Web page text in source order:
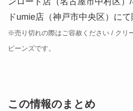
ドumie店（神戸市中央区）にて
※売り切れの際はご容赦ください / クリ
ビーンズです。
この情報のまとめ